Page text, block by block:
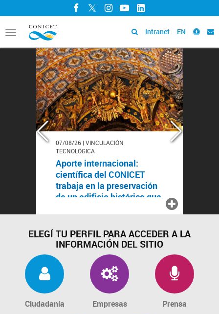
Facebook
TwitterInstagram
YouTubeLinkedIn
Toggle
navigation
Intranet EN
Página
inicio
CONICET
07/08/26 | VINCULACIÓN
TECNOLÓGICA
Aporte internacional:
científica del CONICET
trabaja en la preservación
de un edificio histórico que
ELEGÍ TU PERFIL PARA ACCEDER A LA
INFORMACIÓN DEL SITIO
Ciudadanía Empresas Prensa